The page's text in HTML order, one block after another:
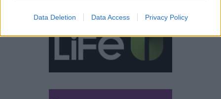
Data Deletion Data Access Privacy Policy